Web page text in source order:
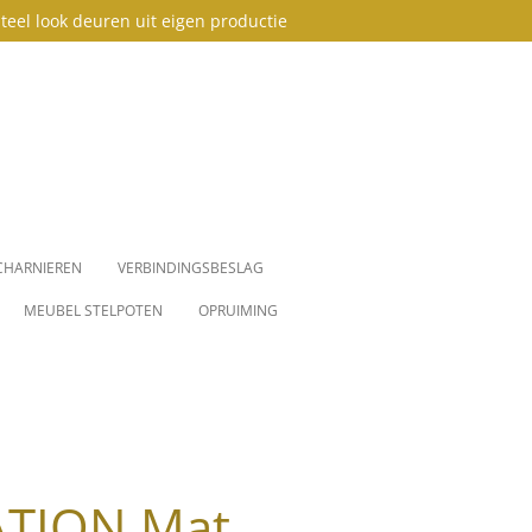
look deuren uit eigen productie
VERBINDINGSBESLAG
MEUBEL STELPOTEN OPRUIMING